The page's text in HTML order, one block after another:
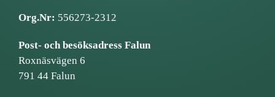
Org.Nr: 556273-2312
Post- och besöksadress Falun
Roxnäsvägen 6
791 44 Falun